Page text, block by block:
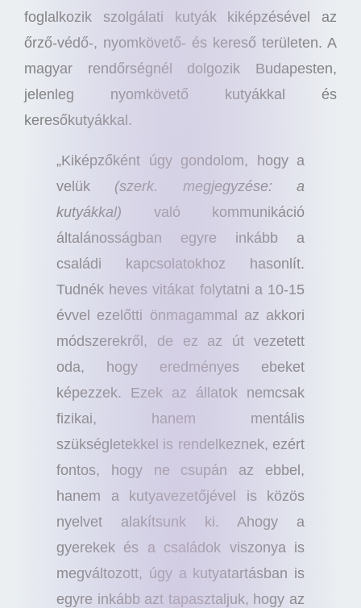
foglalkozik szolgálati kutyák kiképzésével az
őrző-védő-, nyomkövető- és kereső területen. A
magyar rendőrségnél dolgozik Budapesten,
jelenleg nyomkövető kutyákkal és
keresőkutyákkal.
„Kiképzőként úgy gondolom, hogy a
velük (szerk. megjegyzése: a
kutyákkal) való kommunikáció
általánosságban egyre inkább a
családi kapcsolatokhoz hasonlít.
Tudnék heves vitákat folytatni a 10-15
évvel ezelőtti önmagammal az akkori
módszerekről, de ez az út vezetett
oda, hogy eredményes ebeket
képezzek. Ezek az állatok nemcsak
fizikai, hanem mentális
szükségletekkel is rendelkeznek, ezért
fontos, hogy ne csupán az ebbel,
hanem a kutyavezetőjével is közös
nyelvet alakítsunk ki. Ahogy a
gyerekek és a családok viszonya is
megváltozott, úgy a kutyatartásban is
egyre inkább azt tapasztaljuk, hogy az